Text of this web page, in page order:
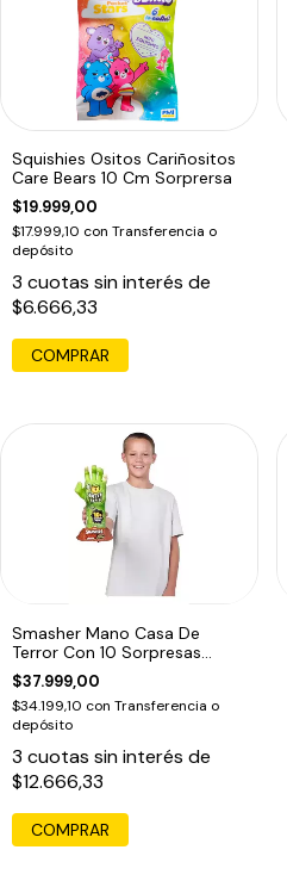
Squishies Ositos Cariñositos
Care Bears 10 Cm Sorprersa
$19.999,00
$17.999,10 con Transferencia o
depósito
3 cuotas sin interés de
$6.666,33
Smasher Mano Casa De
Terror Con 10 Sorpresas
Lobo
$37.999,00
$34.199,10 con Transferencia o
depósito
3 cuotas sin interés de
$12.666,33